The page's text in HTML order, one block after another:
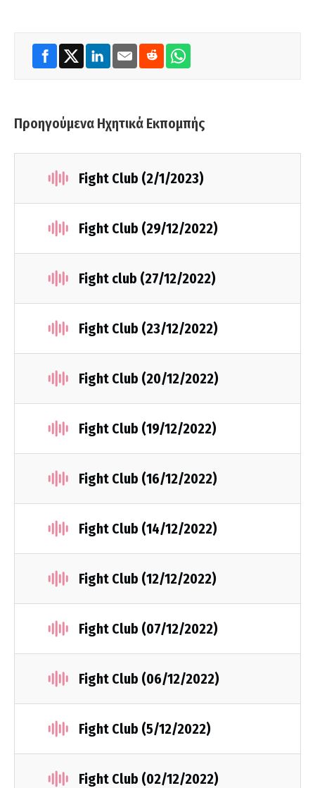
Προηγούμενα Ηχητικά Εκπομπής
Fight Club (2/1/2023)
Fight Club (29/12/2022)
Fight club (27/12/2022)
Fight Club (23/12/2022)
Fight Club (20/12/2022)
Fight Club (19/12/2022)
Fight Club (16/12/2022)
Fight Club (14/12/2022)
Fight Club (12/12/2022)
Fight Club (07/12/2022)
Fight Club (06/12/2022)
Fight Club (5/12/2022)
Fight Club (02/12/2022)